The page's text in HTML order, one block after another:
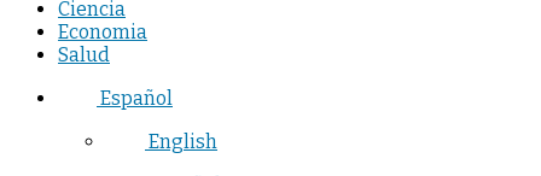
Ciencia
Economia
Salud
Español
English